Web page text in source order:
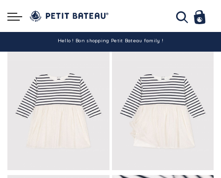
Hello ! Bon shopping Petit Bateau family !
La livraison est assurée partout en Tunisie !
-10% pour tout paiement par carte bancaire (hors promo)